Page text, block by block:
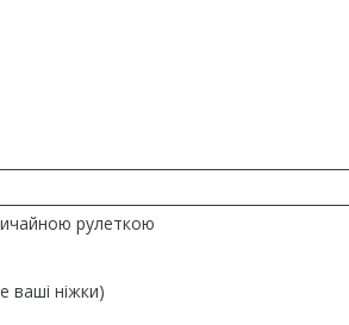
рулеткою
ваші ніжки)